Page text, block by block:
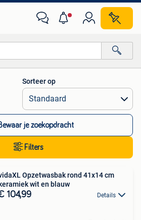
Alle afstanden…
Sorteer op
je zoekopdracht
Filters
Opzetwasbak rond 41x14 cm
keramiek wit en blauw
104,99 Details